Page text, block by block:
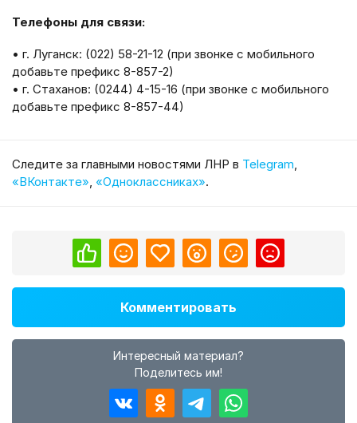
Телефоны для связи:
• г. Луганск: (022) 58-21-12 (при звонке с мобильного
добавьте префикс 8-857-2)
• г. Стаханов: (0244) 4-15-16 (при звонке с мобильного
добавьте префикс 8-857-44)
Cледите за главными новостями ЛНР в Telegram,
«ВКонтакте», «Одноклассниках».
Комментировать
Интересный материал?
Поделитесь им!